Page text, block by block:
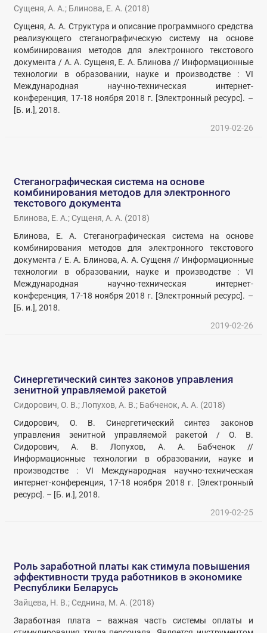
Сущеня, А. А.; Блинова, Е. А. (2018)
Сущеня, А. А. Структура и описание программного средства
реализующего стеганографическую систему на основе
комбинирования методов для электронного текстового
документа / А. А. Сущеня, Е. А. Блинова // Информационные
технологии в образовании, науке и производстве : VI
Международная научно-техническая интернет-
конференция, 17-18 ноября 2018 г. [Электронный ресурс]. –
[Б. и.], 2018.
2019-02-26
Стеганографическая система на основе
комбинирования методов для электронного
текстового документа
Блинова, Е. А.; Сущеня, А. А. (2018)
Блинова, Е. А. Стеганографическая система на основе
комбинирования методов для электронного текстового
документа / Е. А. Блинова, А. А. Сущеня // Информационные
технологии в образовании, науке и производстве : VI
Международная научно-техническая интернет-
конференция, 17-18 ноября 2018 г. [Электронный ресурс]. –
[Б. и.], 2018.
2019-02-26
Синергетический синтез законов управления
зенитной управляемой ракетой
Сидорович, О. В.; Лопухов, А. В.; Бабченок, А. А. (2018)
Сидорович, О. В. Синергетический синтез законов
управления зенитной управляемой ракетой / О. В.
Сидорович, А. В. Лопухов, А. А. Бабченок //
Информационные технологии в образовании, науке и
производстве : VI Международная научно-техническая
интернет-конференция, 17-18 ноября 2018 г. [Электронный
ресурс]. – [Б. и.], 2018.
2019-02-25
Роль заработной платы как стимула повышения
эффективности труда работников в экономике
Республики Беларусь
Зайцева, Н. В.; Седнина, М. А. (2018)
Заработная плата – важная часть системы оплаты и